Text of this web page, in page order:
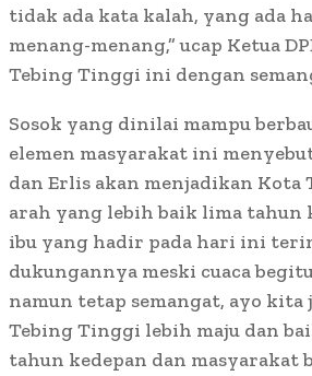
tidak ada kata kalah, yang ada
menang-menang,” ucap Ketua
Tebing Tinggi ini dengan
Sosok yang dinilai mampu
elemen masyarakat ini
dan Erlis akan menjadikan Kota
arah yang lebih baik lima tahun
ibu yang hadir pada hari ini
dukungannya meski cuaca
namun tetap semangat, ayo kita
Tebing Tinggi lebih maju dan
tahun kedepan dan masyarakat